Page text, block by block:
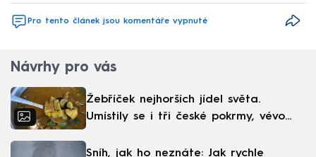
Pro tento článek jsou komentáře vypnuté
Návrhy pro vás
Žebříček nejhorších jídel světa.
Umístily se i tři české pokrmy, vévodí
Sníh, jak ho neznáte: Jak rychle